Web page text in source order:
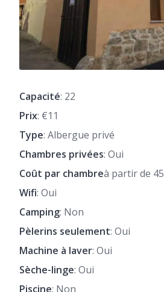
Capacité: 22
Prix: €11
Type: Albergue privé
Chambres privées: Oui
Coût par chambreà partir de 45
Wifi: Oui
Camping: Non
Pèlerins seulement: Oui
Machine à laver: Oui
Sèche-linge: Oui
Piscine: Non